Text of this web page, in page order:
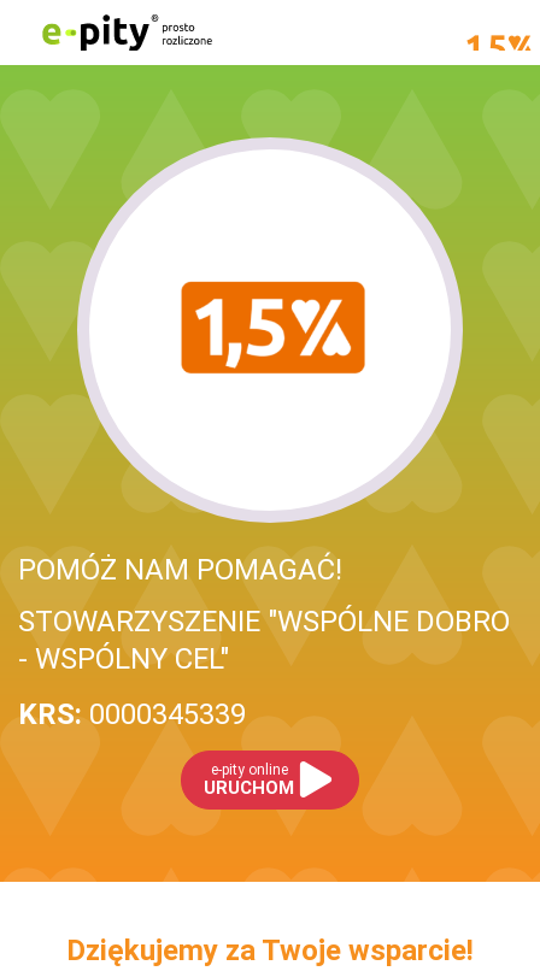
POMÓŻ NAM POMAGAĆ!
STOWARZYSZENIE "WSPÓLNE DOBRO
- WSPÓLNY CEL"
KRS: 0000345339
e-pity online
URUCHOM
Dziękujemy za Twoje wsparcie!